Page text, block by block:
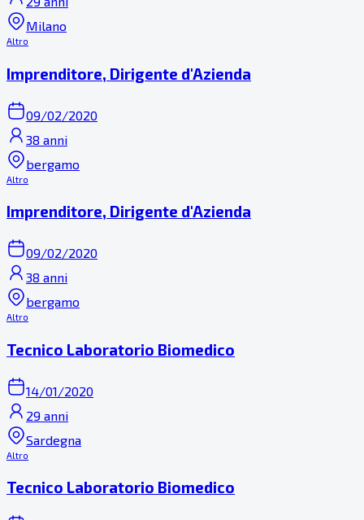
Milano
Altro
Imprenditore, Dirigente d'Azienda
09/02/2020
38 anni
bergamo
Altro
Imprenditore, Dirigente d'Azienda
09/02/2020
38 anni
bergamo
Altro
Tecnico Laboratorio Biomedico
14/01/2020
29 anni
Sardegna
Altro
Tecnico Laboratorio Biomedico